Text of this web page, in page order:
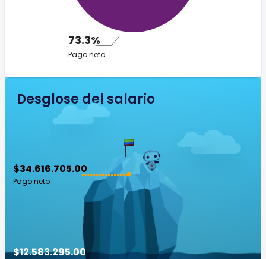
73.3%
Pago neto
Desglose del salario
$34.616.705.00
Pago neto
$12.583.295.00